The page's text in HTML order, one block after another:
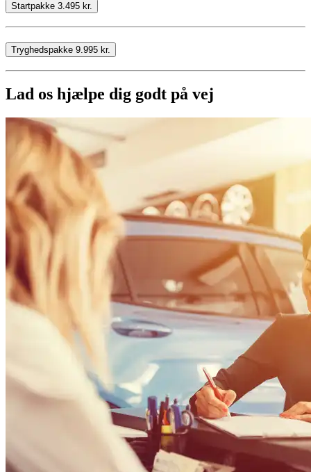
Startpakke 3.495 kr.
Tryghedspakke 9.995 kr.
Lad os hjælpe dig godt på vej